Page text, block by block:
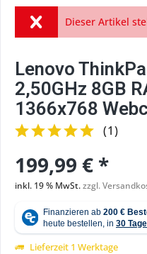
Dieser Artikel
Lenovo
2,50GHz 8GB
1366x768
(1)
199,99 € *
inkl. 19 % MwSt.zzgl.
Lieferzeit 1 Werktage